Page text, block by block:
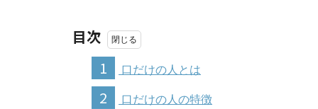
目次
1
口だけの人とは
2 口だけの人の特徴